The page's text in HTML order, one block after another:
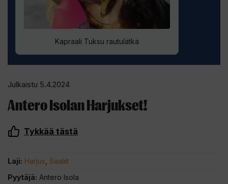
Kapraali Tuksu rautulätkä
Julkaistu 5.4.2024
Antero Isolan Harjukset!
Tykkää tästä
Laji: Harjus Saaliit
Pyytäjä: Antero Isola